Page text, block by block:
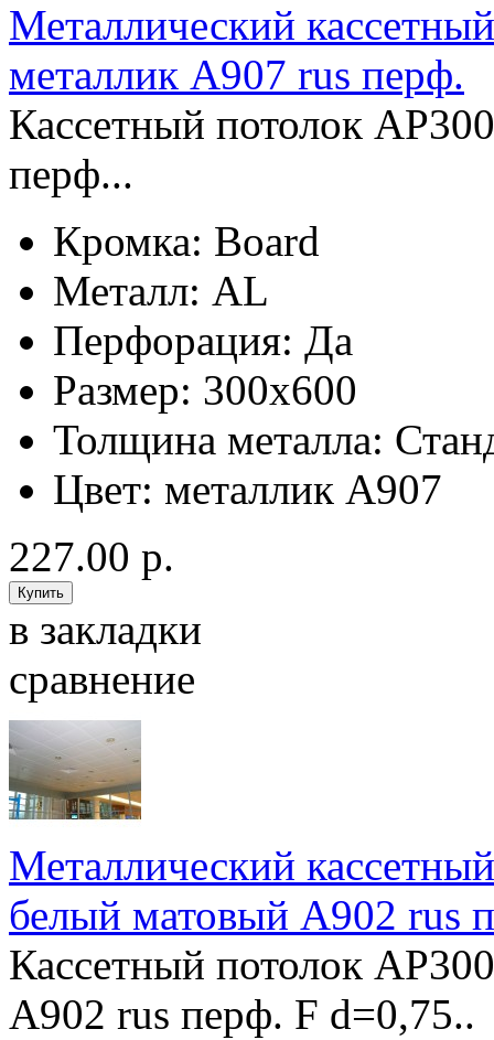
Металлический
металлик А907 rus перф.
Кассетный потолок
перф...
Кромка: Board
Металл: AL
Перфорация: Да
Размер: 300x600
Толщина металла:
Цвет: металлик А907
227.00 р.
в закладки
сравнение
Металлический
белый матовый А902 rus
Кассетный потолок
А902 rus перф. F d=0,75..